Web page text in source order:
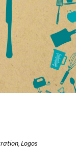
, Logos